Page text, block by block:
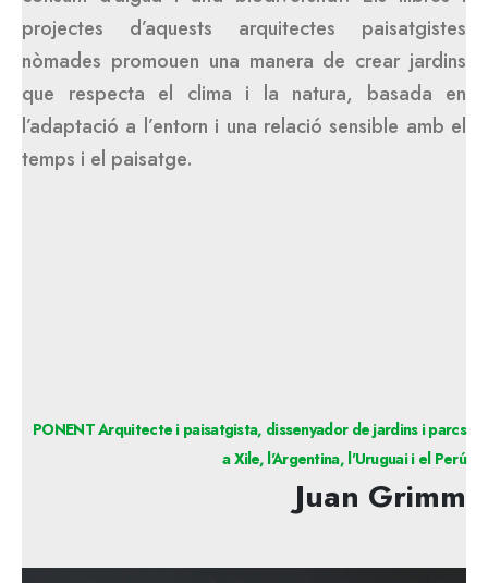
projectes d’aquests arquitectes paisatgistes
nòmades promouen una manera de crear jardins
que respecta el clima i la natura, basada en
l’adaptació a l’entorn i una relació sensible amb el
temps i el paisatge.
PONENT Arquitecte i paisatgista, dissenyador de jardins i parcs
a Xile, l'Argentina, l'Uruguai i el Perú
Juan Grimm